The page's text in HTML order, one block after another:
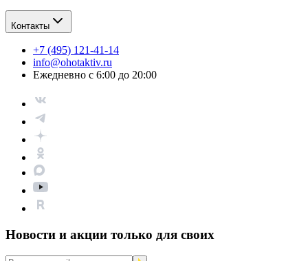
Контакты
+7 (495) 121-41-14
info@ohotaktiv.ru
Ежедневно с 6:00 до 20:00
Новости и акции только для своих